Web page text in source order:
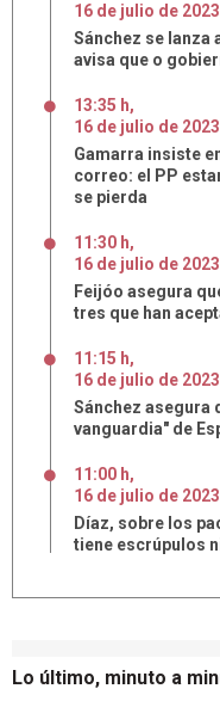
Lo último, minuto a
16 de julio de 2023
Sánchez se lanza
avisa que o
13:35 h,
16 de julio de 2023
Gamarra insiste
correo: el PP
se pierda
11:30 h,
16 de julio de 2023
Feijóo asegura
tres que han
11:15 h,
16 de julio de 2023
Sánchez asegura
vanguardia" de
11:00 h,
16 de julio de 2023
Díaz, sobre los
tiene escrúpulos